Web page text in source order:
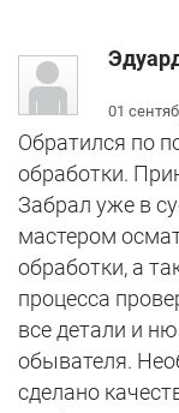
01
Обратился по
обработки.
Забрал уже в
мастером
обработки, а
процесса
все детали и
обывателя.
сделано